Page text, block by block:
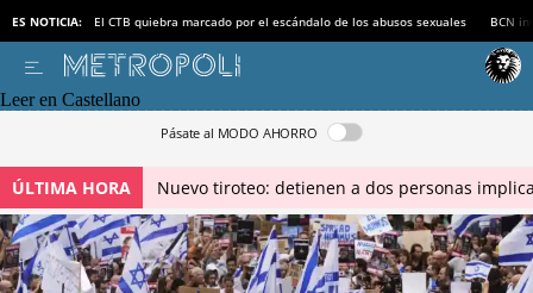
ES NOTICIA: El CTB quiebra marcado por el escándalo de los abusos sexuales BCN
Leer en Castellano
Pásate al MODO AHORRO
ÚLTIMA HORA Nuevo tiroteo: detienen a dos personas